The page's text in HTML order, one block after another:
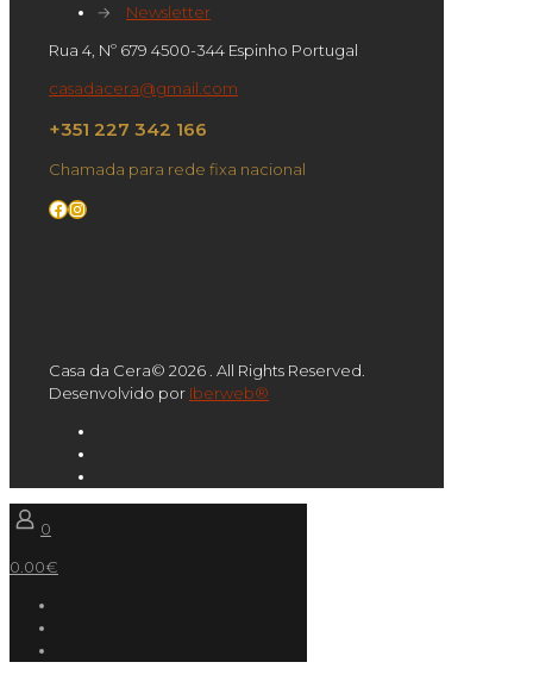
→
Newsletter
Rua 4, Nº 679 4500-344 Espinho Portugal
casadacera@gmail.com
+351 227 342 166
Chamada para rede fixa nacional
Facebook
Instagram
Casa da Cera© 2026 . All Rights Reserved.
Desenvolvido por Iberweb®
0
0.00€